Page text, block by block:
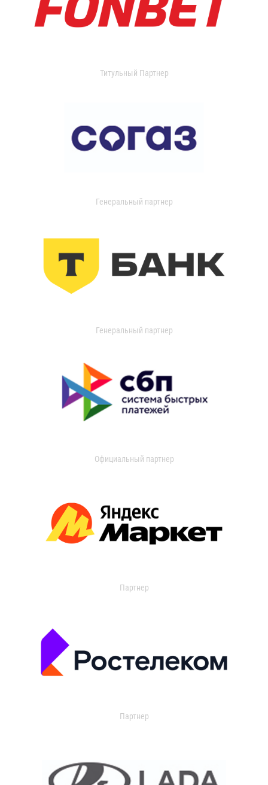
Титульный Партнер
Генеральный партнер
Генеральный партнер
Официальный партнер
Партнер
Партнер